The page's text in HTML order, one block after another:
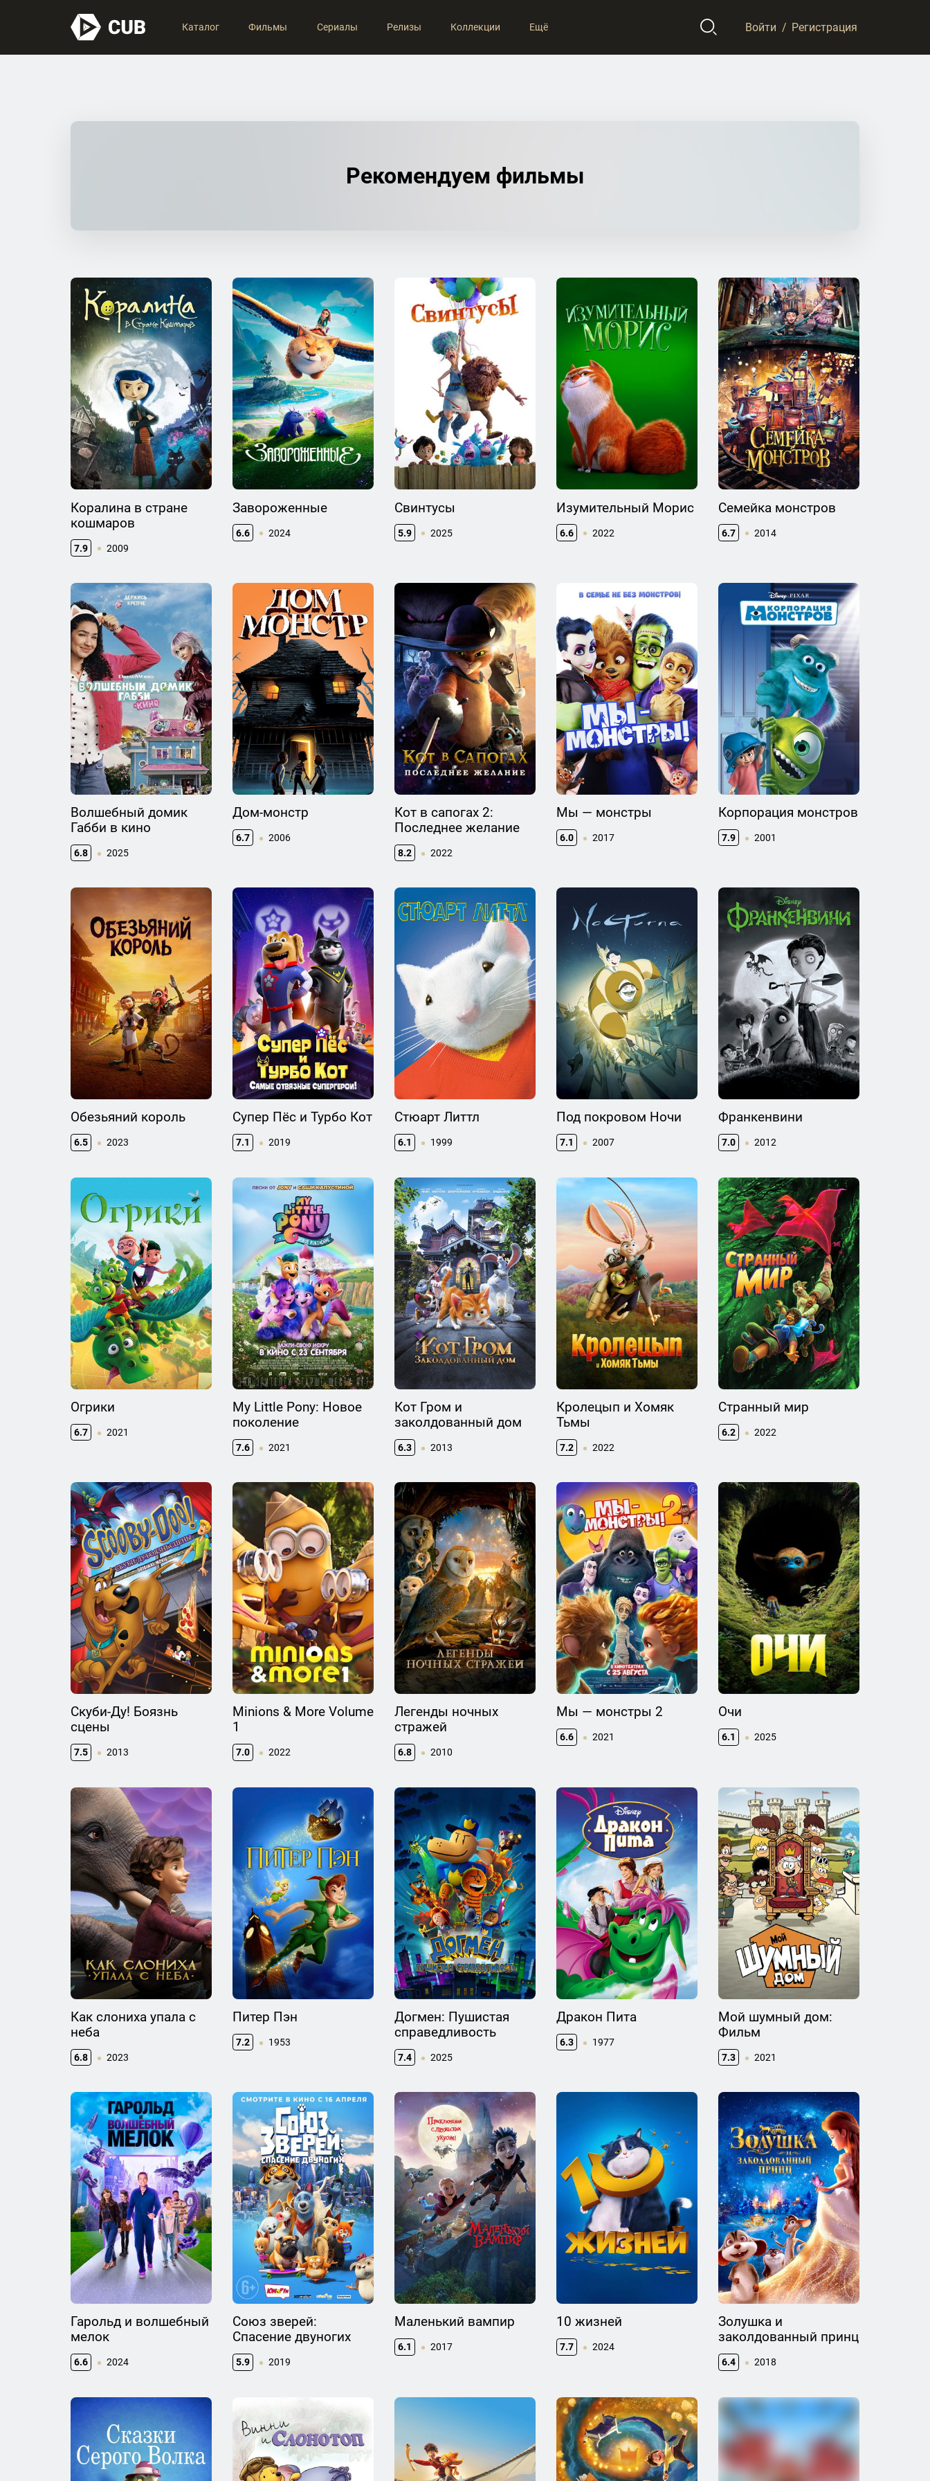
Каталог Фильмы Сериалы Релизы Коллекции Ещё Войти / Регистрация
Рекомендуем фильмы
Коралина в стране
кошмаров
7.9 2009
Завороженные
6.6 2024
Свинтусы
5.9 2025
Изумительный Морис
6.6 2022
Семейка монстров
6.7 2014
Волшебный домик
Габби в кино
6.8 2025
Дом-монстр
6.7 2006
Кот в сапогах 2:
Последнее желание
8.2 2022
Мы — монстры
6.0 2017
Корпорация монстров
7.9 2001
Обезьяний король
6.5 2023
Супер Пёс и Турбо Кот
7.1 2019
Стюарт Литтл
6.1 1999
Под покровом Ночи
7.1 2007
Франкенвини
7.0 2012
Огрики
6.7 2021
My Little Pony: Новое
поколение
7.6 2021
Кот Гром и
заколдованный дом
6.3 2013
Кролецып и Хомяк
Тьмы
7.2 2022
Странный мир
6.2 2022
Скуби-Ду! Боязнь
сцены
7.5 2013
Minions & More Volume
1
7.0 2022
Легенды ночных
стражей
6.8 2010
Мы — монстры 2
6.6 2021
Очи
6.1 2025
Как слониха упала с
неба
6.8 2023
Питер Пэн
7.2 1953
Догмен: Пушистая
справедливость
7.4 2025
Дракон Пита
6.3 1977
Мой шумный дом:
Фильм
7.3 2021
Гарольд и волшебный
мелок
6.6 2024
Союз зверей:
Спасение двуногих
5.9 2019
Маленький вампир
6.1 2017
10 жизней
7.7 2024
Золушка и
заколдованный принц
6.4 2018